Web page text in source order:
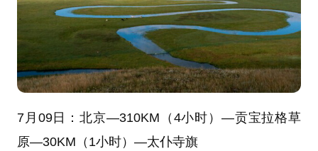
7月09日：北京—310KM（4小时）—贡宝拉格草
原—30KM（1小时）—太仆寺旗